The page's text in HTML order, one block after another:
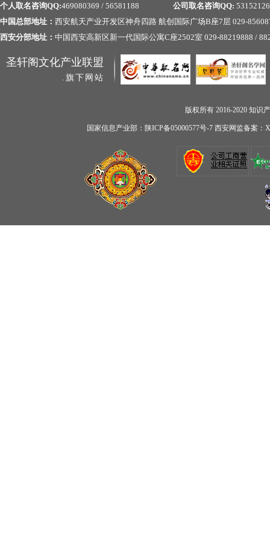
个人取名咨询QQ:469080369 / 56581188 公司取名咨询QQ:
中国总部地址： 西安航天产业开发区神舟四路 航创国际广场B座7层 029-
西安分部地址： 中国西安高新区新一代国际公寓C座2502室 029-88219888 /
圣轩阁文化产业联盟
.旗下网站
版权所有 2016-2020 知识
国家信息产业部：陕ICP备05000577号-7 西安网监备案：